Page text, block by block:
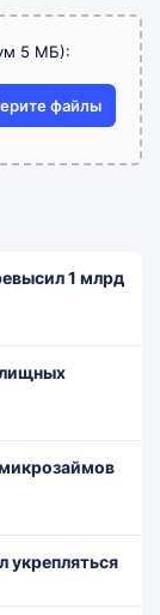
5 МБ):
файлы
1 млрд
укрепляться